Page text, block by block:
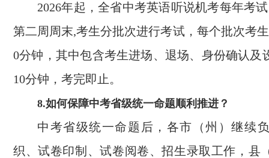
2026年起，全省中考英语听说机考每年考
第二周周末,考生分批次进行考试，每个批次考
0分钟，其中包含考生进场、退场、身份确认及
10分钟，考完即止。
8.如何保障中考省级统一命题顺利推进？
中考省级统一命题后，各市（州）继续
织、试卷印制、试卷阅卷、招生录取工作，县